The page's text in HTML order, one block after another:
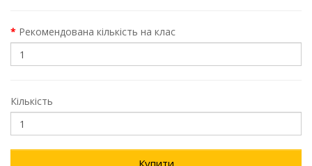
Рекомендована кількість на клас
Кількість
Купити